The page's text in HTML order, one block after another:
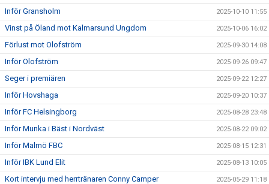
Inför Gransholm 2025-10-10 11:55
Vinst på Öland mot Kalmarsund Ungdom 2025-10-06 16:02
Förlust mot Olofström 2025-09-30 14:08
Inför Olofström 2025-09-26 09:47
Seger i premiären 2025-09-22 12:27
Inför Hovshaga 2025-09-20 10:37
Inför FC Helsingborg 2025-08-28 23:48
Inför Munka i Bäst i Nordväst 2025-08-22 09:02
Inför Malmö FBC 2025-08-15 12:31
Inför IBK Lund Elit 2025-08-13 10:05
Kort intervju med herrtränaren Conny Camper 2025-05-29 11:18